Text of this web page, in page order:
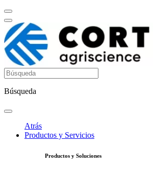
Búsqueda
Atrás
Productos y Servicios
Productos y Soluciones